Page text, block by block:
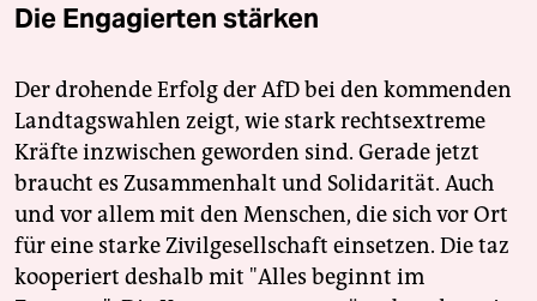
Die Engagierten stärken
Der drohende Erfolg der AfD bei den kommenden
Landtagswahlen zeigt, wie stark rechtsextreme
Kräfte inzwischen geworden sind. Gerade jetzt
braucht es Zusammenhalt und Solidarität. Auch
und vor allem mit den Menschen, die sich vor Ort
für eine starke Zivilgesellschaft einsetzen. Die taz
kooperiert deshalb mit "Alles beginnt im